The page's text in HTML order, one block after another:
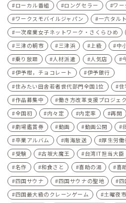
ローカル番組
ロングセラー
ワ
ワークスモバイルジャパン
一六タルト
一次産業女子ネットワーク・さくらひめ
三津の朝市
三津浜 上級 中
乗り放題
人材派遣 人気店
伊予柑，チョコレート
伊予銀行
住みたい田舎若者世代部門全国1位
住
作品募集中
働き方改革支援プロジェ
全国初
内々定 内定率 再開
劇場鑑賞券
動画 動画公開
卒業アルバム
南海放送 厚生労働
受験
古坂大魔王 台湾IT担当大臣
名作
和食さと 喜助の湯 喜
四国サウナ
四国サウナの聖地
四
四国最大級のクレーンゲーム
土曜夜市